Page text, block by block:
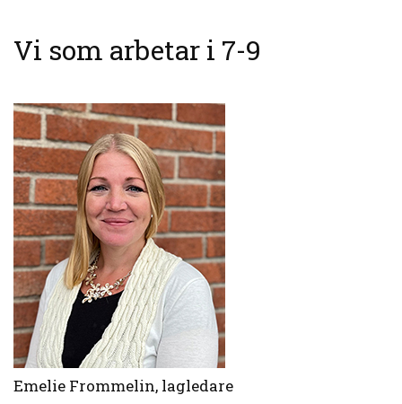
Vi som arbetar i 7-9
Emelie Frommelin, lagledare